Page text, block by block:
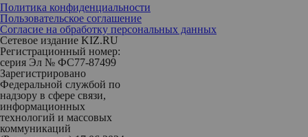
Политика конфиденциальности
Пользовательское соглашение
Согласие на обработку персональных данных
Сетевое издание KIZ.RU
Регистрационный номер:
серия Эл № ФС77-87499
Зарегистрировано
Федеральной службой по
надзору в сфере связи,
информационных
технологий и массовых
коммуникаций